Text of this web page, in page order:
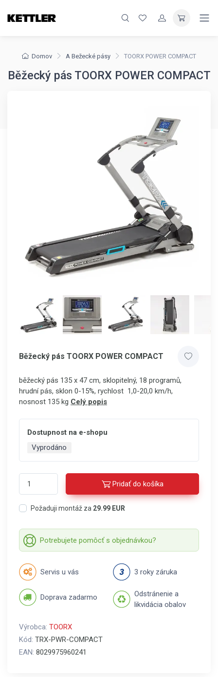
Domov A Bežecké pásy TOORX POWER COMPACT
Běžecký pás TOORX POWER COMPACT
Běžecký pás TOORX POWER COMPACT
běžecký pás 135 x 47 cm, sklopitelný, 18 programů,
hrudní pás, sklon 0-15%, rychlost 1,0-20,0 km/h,
nosnost 135 kg Celý popis
Dostupnost na e-shopu
Vyprodáno
Pridať do košíka
Požaduji montáž za 29.99 EUR
Potrebujete pomôcť s objednávkou?
Servis u vás 3 roky záruka
Doprava zadarmo
Odstránenie a
likvidácia obalov
Výrobca: TOORX
Kód: TRX-PWR-COMPACT
EAN: 8029975960241